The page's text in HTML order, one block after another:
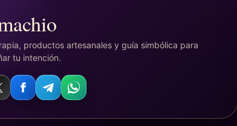
productos artesanales y guía simbólica para
tu intención.